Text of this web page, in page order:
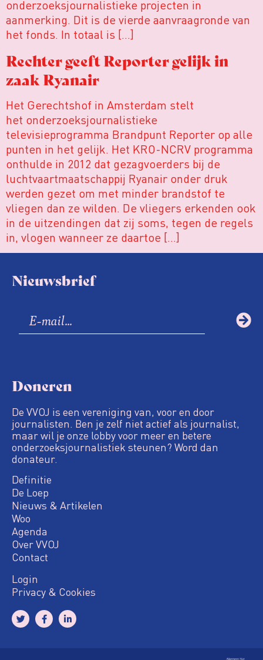
onderzoeksjournalistieke projecten in
aanmerking. Dit is de vierde aanvraagronde van
het fonds. In totaal is […]
Rechter geeft Reporter gelijk in
zaak Ryanair
Het Gerechtshof in Amsterdam stelt
het onderzoeksjournalistieke
televisieprogramma Brandpunt Reporter op alle
punten in het gelijk. Het KRO-NCRV programma
onthulde in 2012 dat gezagvoerders bij de
luchtvaartmaatschappij Ryanair onder druk
werden gezet om met minder brandstof te
vliegen dan ze wilden. De vliegers erkenden ook
in de uitzendingen dat zij soms, tegen de regels
in, vlogen wanneer ze daartoe […]
Nieuwsbrief
Doneren
De VVOJ is een vereniging van, voor en door
journalisten. Ben je zelf niet actief als journalist,
maar wil je onze lobby voor meer en betere
onderzoeksjournalistiek steunen? Word dan
donateur.
Definitie
De Loep
Nieuws & Artikelen
Woo
Agenda
Over VVOJ
Contact
Login
Privacy & Cookies